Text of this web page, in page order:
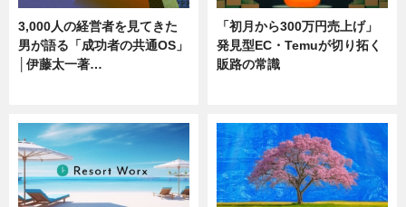
3,000人の経営者を見てきた
男が語る「成功者の共通OS」
│伊藤太一著…
「初月から300万円売上げ」
発見型EC・Temuが切り拓く
販路の常識